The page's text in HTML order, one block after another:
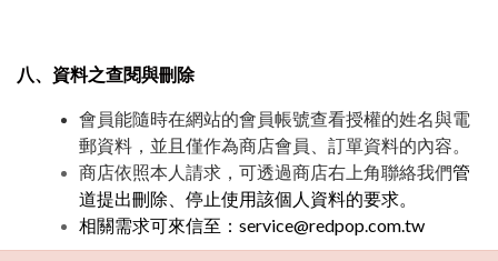
八、資料之查閱與刪除
會員能隨時在網站的會員帳號查看授權的姓名與電
郵資料，並且僅作為商店會員、訂單資料的內容。
商店依照本人請求，可透過商店右上角聯絡我們管
道提出刪除、停止使用該個人資料的要求。
相關需求可來信至：service@redpop.com.tw